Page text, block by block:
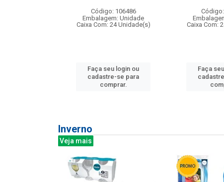
Código: 106486
Embalagem: Unidade
Caixa Com: 24 Unidade(s)
Faça seu login ou
cadastre-se para
comprar.
Caixa Com:
Faça
Inverno
Veja mais